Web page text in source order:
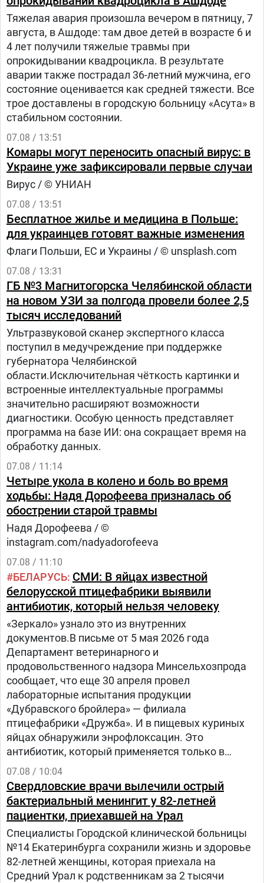
Тяжелая авария произошла вечером в пятницу, 7
августа, в Ашдоде: там двое детей в возрасте 6 и
4 лет получили тяжелые травмы при
опрокидывании квадроцикла. В результате
аварии также пострадал 36-летний мужчина, его
состояние оценивается как средней тяжести. Все
трое доставлены в городскую больницу «Асута» в
стабильном состоянии.
07.08 / 13:51
Комары могут переносить опасный вирус: в
Украине уже зафиксировали первые случаи
Вирус / © УНИАН
07.08 / 13:51
Бесплатное жилье и медицина в Польше:
для украинцев готовят важные изменения
Флаги Польши, ЕС и Украины / © unsplash.com
07.08 / 13:31
ГБ №3 Магнитогорска Челябинской области
на новом УЗИ за полгода провели более 2,5
тысяч исследований
Ультразвуковой сканер экспертного класса
поступил в медучреждение при поддержке
губернатора Челябинской
области.Исключительная чёткость картинки и
встроенные интеллектуальные программы
значительно расширяют возможности
диагностики. Особую ценность представляет
программа на базе ИИ: она сокращает время на
обработку данных.
07.08 / 11:14
Четыре укола в колено и боль во время
ходьбы: Надя Дорофеева призналась об
обострении старой травмы
Надя Дорофеева / ©
instagram.com/nadyadorofeeva
07.08 / 11:10
БЕЛАРУСЬ СМИ: В яйцах известной
белорусской птицефабрики выявили
антибиотик, который нельзя человеку
«Зеркало» узнало это из внутренних
документов.В письме от 5 мая 2026 года
Департамент ветеринарного и
продовольственного надзора Минсельхозпрода
сообщает, что еще 30 апреля провел
лабораторные испытания продукции
«Дубравского бройлера» — филиала
птицефабрики «Дружба». И в пищевых куриных
яйцах обнаружили энрофлоксацин. Это
антибиотик, который применяется только в
ветеринарии для лечения сельскохозяйственных,
домашних животных и птиц.
07.08 / 10:04
Свердловские врачи вылечили острый
бактериальный менингит у 82-летней
пациентки, приехавшей на Урал
Специалисты Городской клинической больницы
№14 Екатеринбурга сохранили жизнь и здоровье
82-летней женщины, которая приехала на
Средний Урал к родственникам за 2 тысячи